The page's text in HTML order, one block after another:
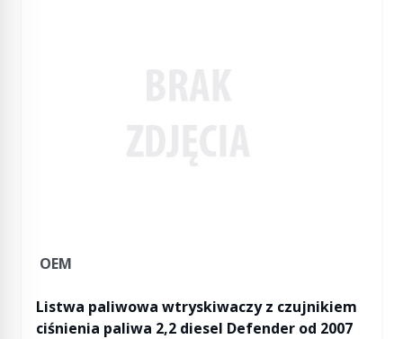
OEM
Listwa paliwowa wtryskiwaczy z czujnikiem
ciśnienia paliwa 2,2 diesel Defender od 2007